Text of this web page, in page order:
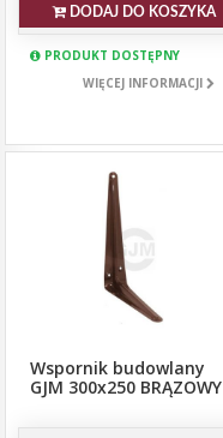
DODAJ DO KOSZYKA
PRODUKT DOSTĘPNY
WIĘCEJ INFORMACJI
Wspornik budowlany
GJM 300x250 BRĄZOWY